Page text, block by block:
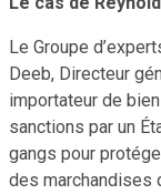
Le Groupe
Deeb, Directeur
importateur de
sanctions par un
gangs pour
des marchandises